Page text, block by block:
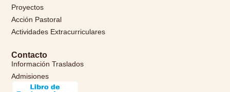
Proyectos
Acción Pastoral
Actividades Extracurriculares
Contacto
Información Traslados
Admisiones